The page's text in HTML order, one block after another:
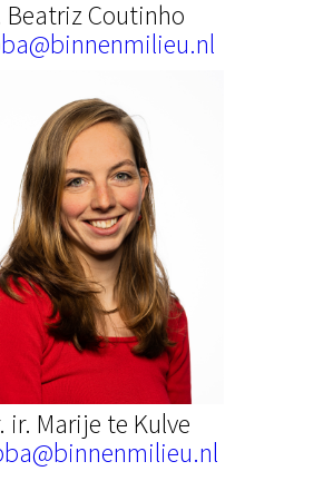
Beatriz Coutinho
ir. Marije te Kulve